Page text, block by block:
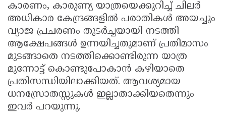
കാരണം, കാരുണ്യ യാത്രയെക്കുറിച്ച് ചിലർ
അധികാര കേന്ദ്രങ്ങളിൽ പരാതികൾ അയച്ചും
വ്യാജ പ്രചരണം തുടർച്ചയായി നടത്തി
ആക്ഷേപങ്ങൾ ഉന്നയിച്ചതുമാണ് പ്രതിമാസം
മുടങ്ങാതെ നടത്തിക്കൊണ്ടിരുന്ന യാത്ര
മുന്നോട്ട് കൊണ്ടുപോകാൻ കഴിയാതെ
പ്രതിസന്ധിയിലാക്കിയത്. ആവശ്യമായ
ധനസ്രോതസ്സുകൾ ഇല്ലാതാക്കിയതെന്നും
ഇവർ പറയുന്നു.